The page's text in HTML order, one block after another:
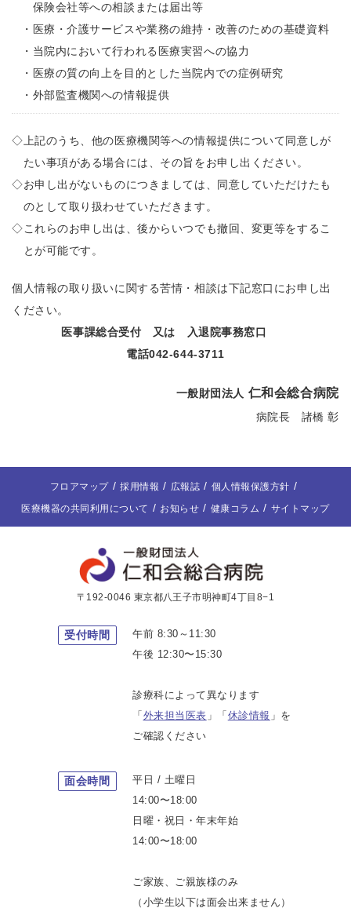
保険会社等への相談または届出等
・ 医療・介護サービスや業務の維持・改善のための基礎資料
・ 当院内において行われる医療実習への協力
・ 医療の質の向上を目的とした当院内での症例研究
・ 外部監査機関への情報提供
◇ 上記のうち、他の医療機関等への情報提供について同意しが
たい事項がある場合には、その旨をお申し出ください。
◇お申し出がないものにつきましては、同意していただけたも
のとして取り扱わせていただきます。
◇これらのお申し出は、後からいつでも撤回、変更等をするこ
とが可能です。
個人情報の取り扱いに関する苦情・相談は下記窓口にお申し出
ください。
医事課総合受付 又は 入退院事務窓口
電話042‐644‐3711
一般財団法人 仁和会総合病院
病院長 諸橋 彰
フロアマップ 採用情報 広報誌
個人情報保護方針
医療機器の共同利用について
お知らせ 健康コラム サイトマップ
〒192-0046 東京都八王子市明神町4丁目8−1
受付時間
午前 8:30～11:30
午後 12:30〜15:30
診療科によって異なります
「 外来担当医表 」「 休診情報 」を
ご確認ください
面会時間
平日 / 土曜日
14:00〜18:00
日曜・祝日・年末年始
14:00〜18:00
ご家族、ご親族様のみ
（小学生以下は面会出来ません）